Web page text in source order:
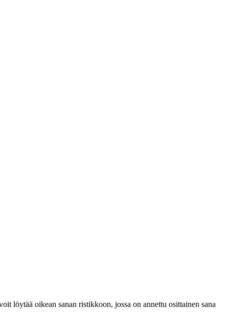
löytää oikean sanan ristikkoon, jossa on annettu osittainen sana